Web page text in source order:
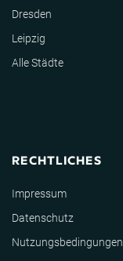
Dresden
Leipzig
Alle Städte
RECHTLICHES
Impressum
Datenschutz
Nutzungsbedingungen